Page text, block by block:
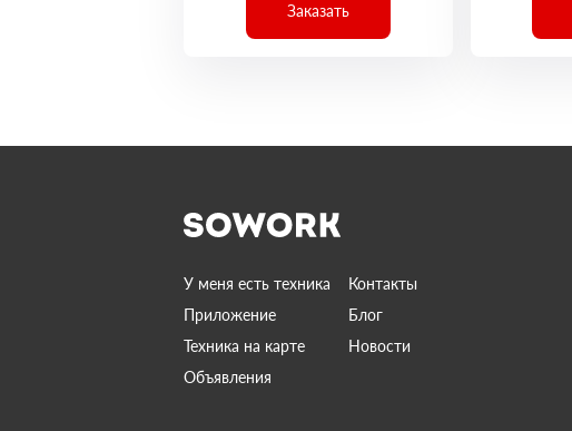
Заказать
У меня есть техника
Контакты
Приложение
Блог
Техника на карте
Новости
Объявления